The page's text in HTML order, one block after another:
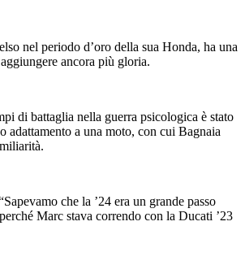
nel periodo d’oro della sua Honda, ha una
ancora più gloria.
di battaglia nella guerra psicologica è stato
adattamento a una moto, con cui Bagnaia
che la ’24 era un grande passo
Marc stava correndo con la Ducati ’23